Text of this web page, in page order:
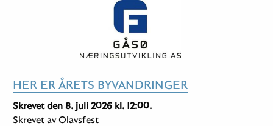
HER ER ÅRETS BYVANDRINGER
Skrevet den 8. juli 2026 kl. 12:00.
Skrevet av Olavsfest